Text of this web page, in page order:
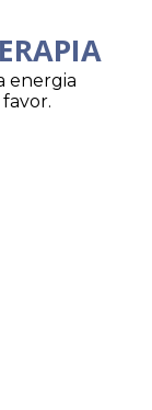
energia
favor.